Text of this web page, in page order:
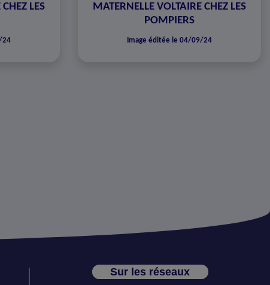
LES
24
MATERNELLE VOLTAIRE CHEZ LES
POMPIERS
Image éditée le 04/09/24
Sur les réseaux